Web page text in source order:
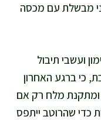
אני מבשלת עם מכסה
ועשבי תיבול
כי ברגע האחרון
ומתקנת מלח רק אם
נותנת לסיר לנוח 5 דקות כדי שהרוטב ייתפס